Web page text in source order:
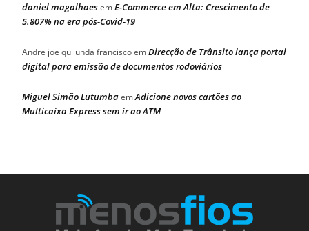
daniel magalhaesemE-Commerce em Alta: Crescimento de
5.807% na era pós-Covid-19
Andre joe quilunda franciscoemDirecção de Trânsito lança portal
digital para emissão de documentos rodoviários
Miguel Simão LutumbaemAdicione novos cartões ao
Multicaixa Express sem ir ao ATM